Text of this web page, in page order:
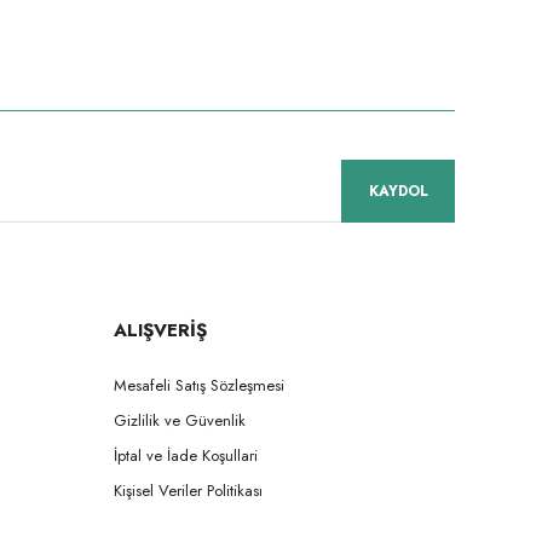
KAYDOL
ALIŞVERİŞ
Mesafeli Satış Sözleşmesi
Gizlilik ve Güvenlik
İptal ve İade Koşullari
Kişisel Veriler Politikası